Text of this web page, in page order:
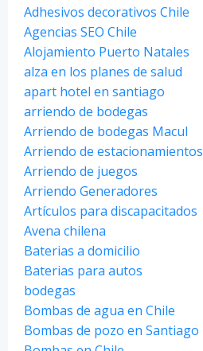
Adhesivos decorativos Chile
Agencias SEO Chile
Alojamiento Puerto Natales
alza en los planes de salud
apart hotel en santiago
arriendo de bodegas
Arriendo de bodegas Macul
Arriendo de estacionamientos
Arriendo de juegos
Arriendo Generadores
Artículos para discapacitados
Avena chilena
Baterias a domicilio
Baterias para autos
bodegas
Bombas de agua en Chile
Bombas de pozo en Santiago